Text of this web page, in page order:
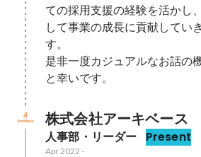
ての採用支援の経験を活かし
して事業の成長に貢献してい
す。
是非一度カジュアルなお話の
と幸いです。
株式会社アーキベース
人事部・リーダー Present
Apr 2022 -